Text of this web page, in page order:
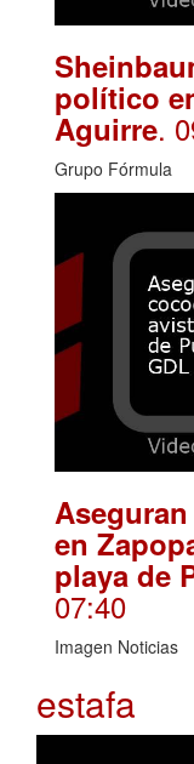
político
Aguirre.
Grupo Fórmula
en
playa de
07:40
Imagen Noticias
estafa